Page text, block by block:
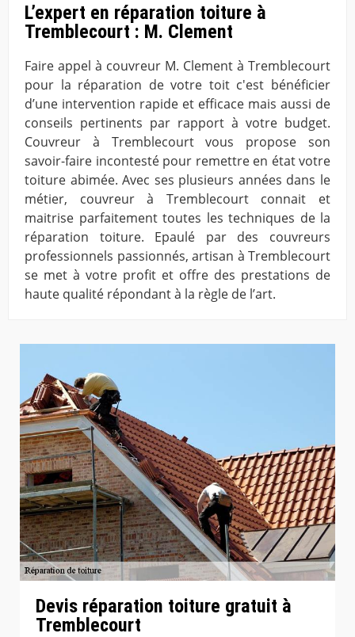
L’expert en réparation toiture à
Tremblecourt : M. Clement
Faire appel à couvreur M. Clement à Tremblecourt
pour la réparation de votre toit c'est bénéficier
d’une intervention rapide et efficace mais aussi de
conseils pertinents par rapport à votre budget.
Couvreur à Tremblecourt vous propose son
savoir-faire incontesté pour remettre en état votre
toiture abimée. Avec ses plusieurs années dans le
métier, couvreur à Tremblecourt connait et
maitrise parfaitement toutes les techniques de la
réparation toiture. Epaulé par des couvreurs
professionnels passionnés, artisan à Tremblecourt
se met à votre profit et offre des prestations de
haute qualité répondant à la règle de l’art.
Devis réparation toiture gratuit à
Tremblecourt